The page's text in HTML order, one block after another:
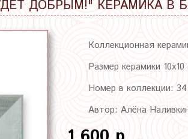
ДОБРЫМ!" КЕРАМИКА В
Коллекционная
Размер керамики
Номер в коллекции: 34
Автор: Алёна